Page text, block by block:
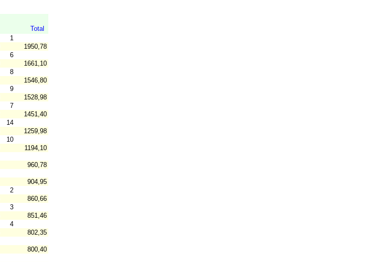
Total
1
1950,78
6
1661,10
8
1546,80
9
1528,98
7
1451,40
14
1259,98
10
1194,10
960,78
904,95
2
860,66
3
851,46
4
802,35
800,40